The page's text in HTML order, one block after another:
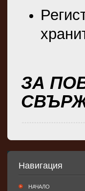
ЗА
Навигация
НАЧАЛО